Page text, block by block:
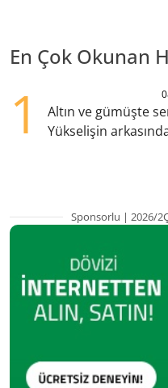
En Çok Okunan
1
Altın ve gümüşte
Yükselişin
Sponsorlu | 2026/